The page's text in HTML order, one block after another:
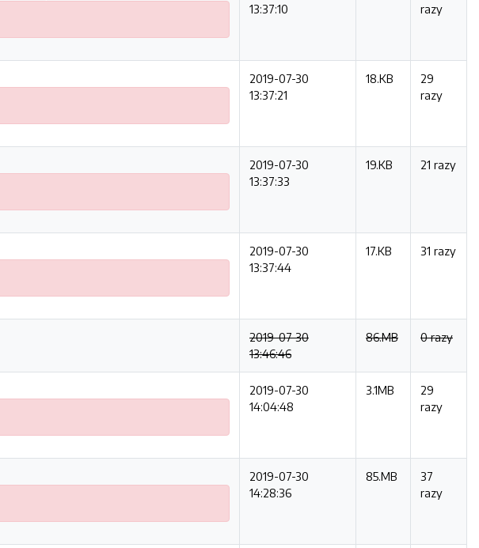
13:37:10
razy
2019-07-30
13:37:21
18.KB
29
razy
2019-07-30
13:37:33
19.KB 21 razy
2019-07-30
13:37:44
17.KB 31 razy
2019-07-30
13:46:46
86.MB 0 razy
2019-07-30
14:04:48
3.1MB
29
razy
2019-07-30
14:28:36
85.MB
37
razy